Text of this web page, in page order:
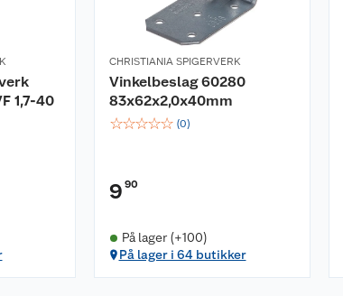
1,7-40
CHRISTIANIA SPIGERVERK
Vinkelbeslag 60280
83x62x2,0x40mm
☆☆☆☆☆ (0)
9 90
På lager (+100)
På lager i 64 butikker